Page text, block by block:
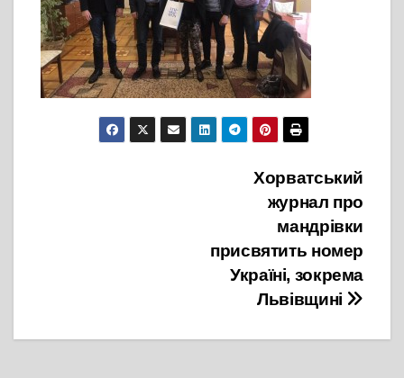
Хорватський
журнал про
мандрівки
присвятить номер
Україні, зокрема
Львівщині